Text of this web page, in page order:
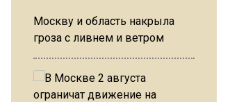
Москву и область накрыла
гроза с ливнем и ветром